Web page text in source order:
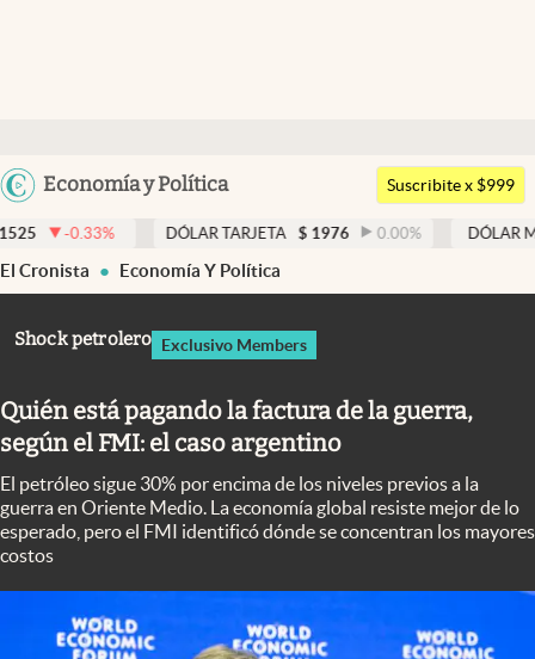
Argentina
Economía y Política
Members
Economía y Política
Finanzas y Mercados
Columnistas
Otras secciones
Apertura
Infotechnology
Clase
Suscribite x $999
DÓLAR TARJETA $ 1976 0.00 % DÓLAR MEP 1526,03
El Cronista Economía Y Política
Shock petrolero Exclusivo Members
Quién está pagando la factura de la guerra,
según el FMI: el caso argentino
El petróleo sigue 30% por encima de los niveles previos a la
guerra en Oriente Medio. La economía global resiste mejor de lo
esperado, pero el FMI identificó dónde se concentran los mayores
costos